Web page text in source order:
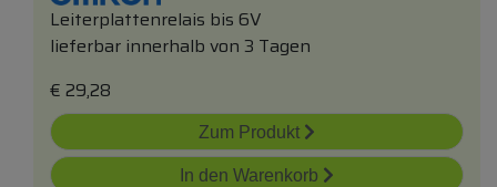
Leiterplattenrelais bis 6V
lieferbar innerhalb von 3 Tagen
€ 29,28
Zum Produkt
In den Warenkorb